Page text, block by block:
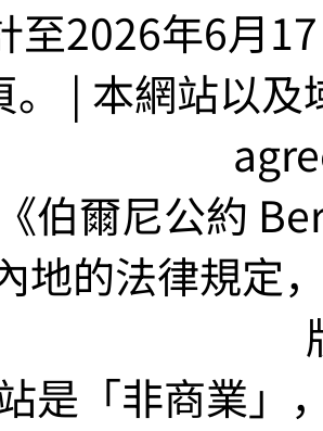
至2026年6月
。 | 本網站以
伯爾尼公約
地的法律規定
是「非商業